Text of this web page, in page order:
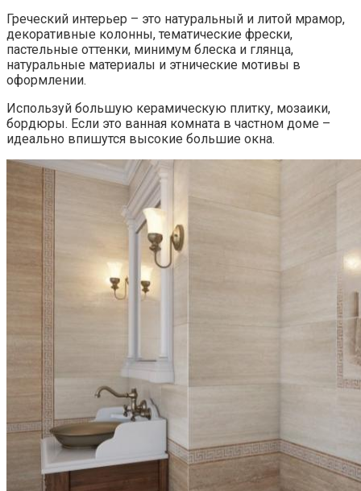
Греческий интерьер – это натуральный и литой мрамор,
декоративные колонны, тематические фрески,
пастельные оттенки, минимум блеска и глянца,
натуральные материалы и этнические мотивы в
оформлении.
Используй большую керамическую плитку, мозаики,
бордюры. Если это ванная комната в частном доме –
идеально впишутся высокие большие окна.